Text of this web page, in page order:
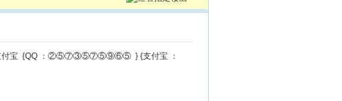
加支付宝 {QQ ：②⑤⑦③⑤⑦⑤⑨⑥⑤ } {支付宝 ：